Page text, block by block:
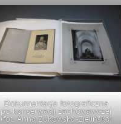
Dokumentacja fotograficzna
po konserwacji zachowawczej
(fot. Anna Żukowska-Zielińska)